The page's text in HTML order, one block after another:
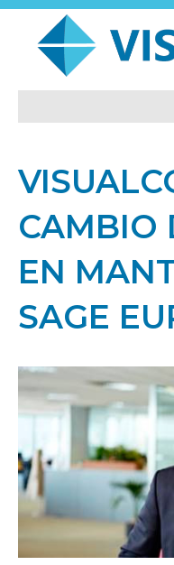
CAMBIO
EN
SAGE